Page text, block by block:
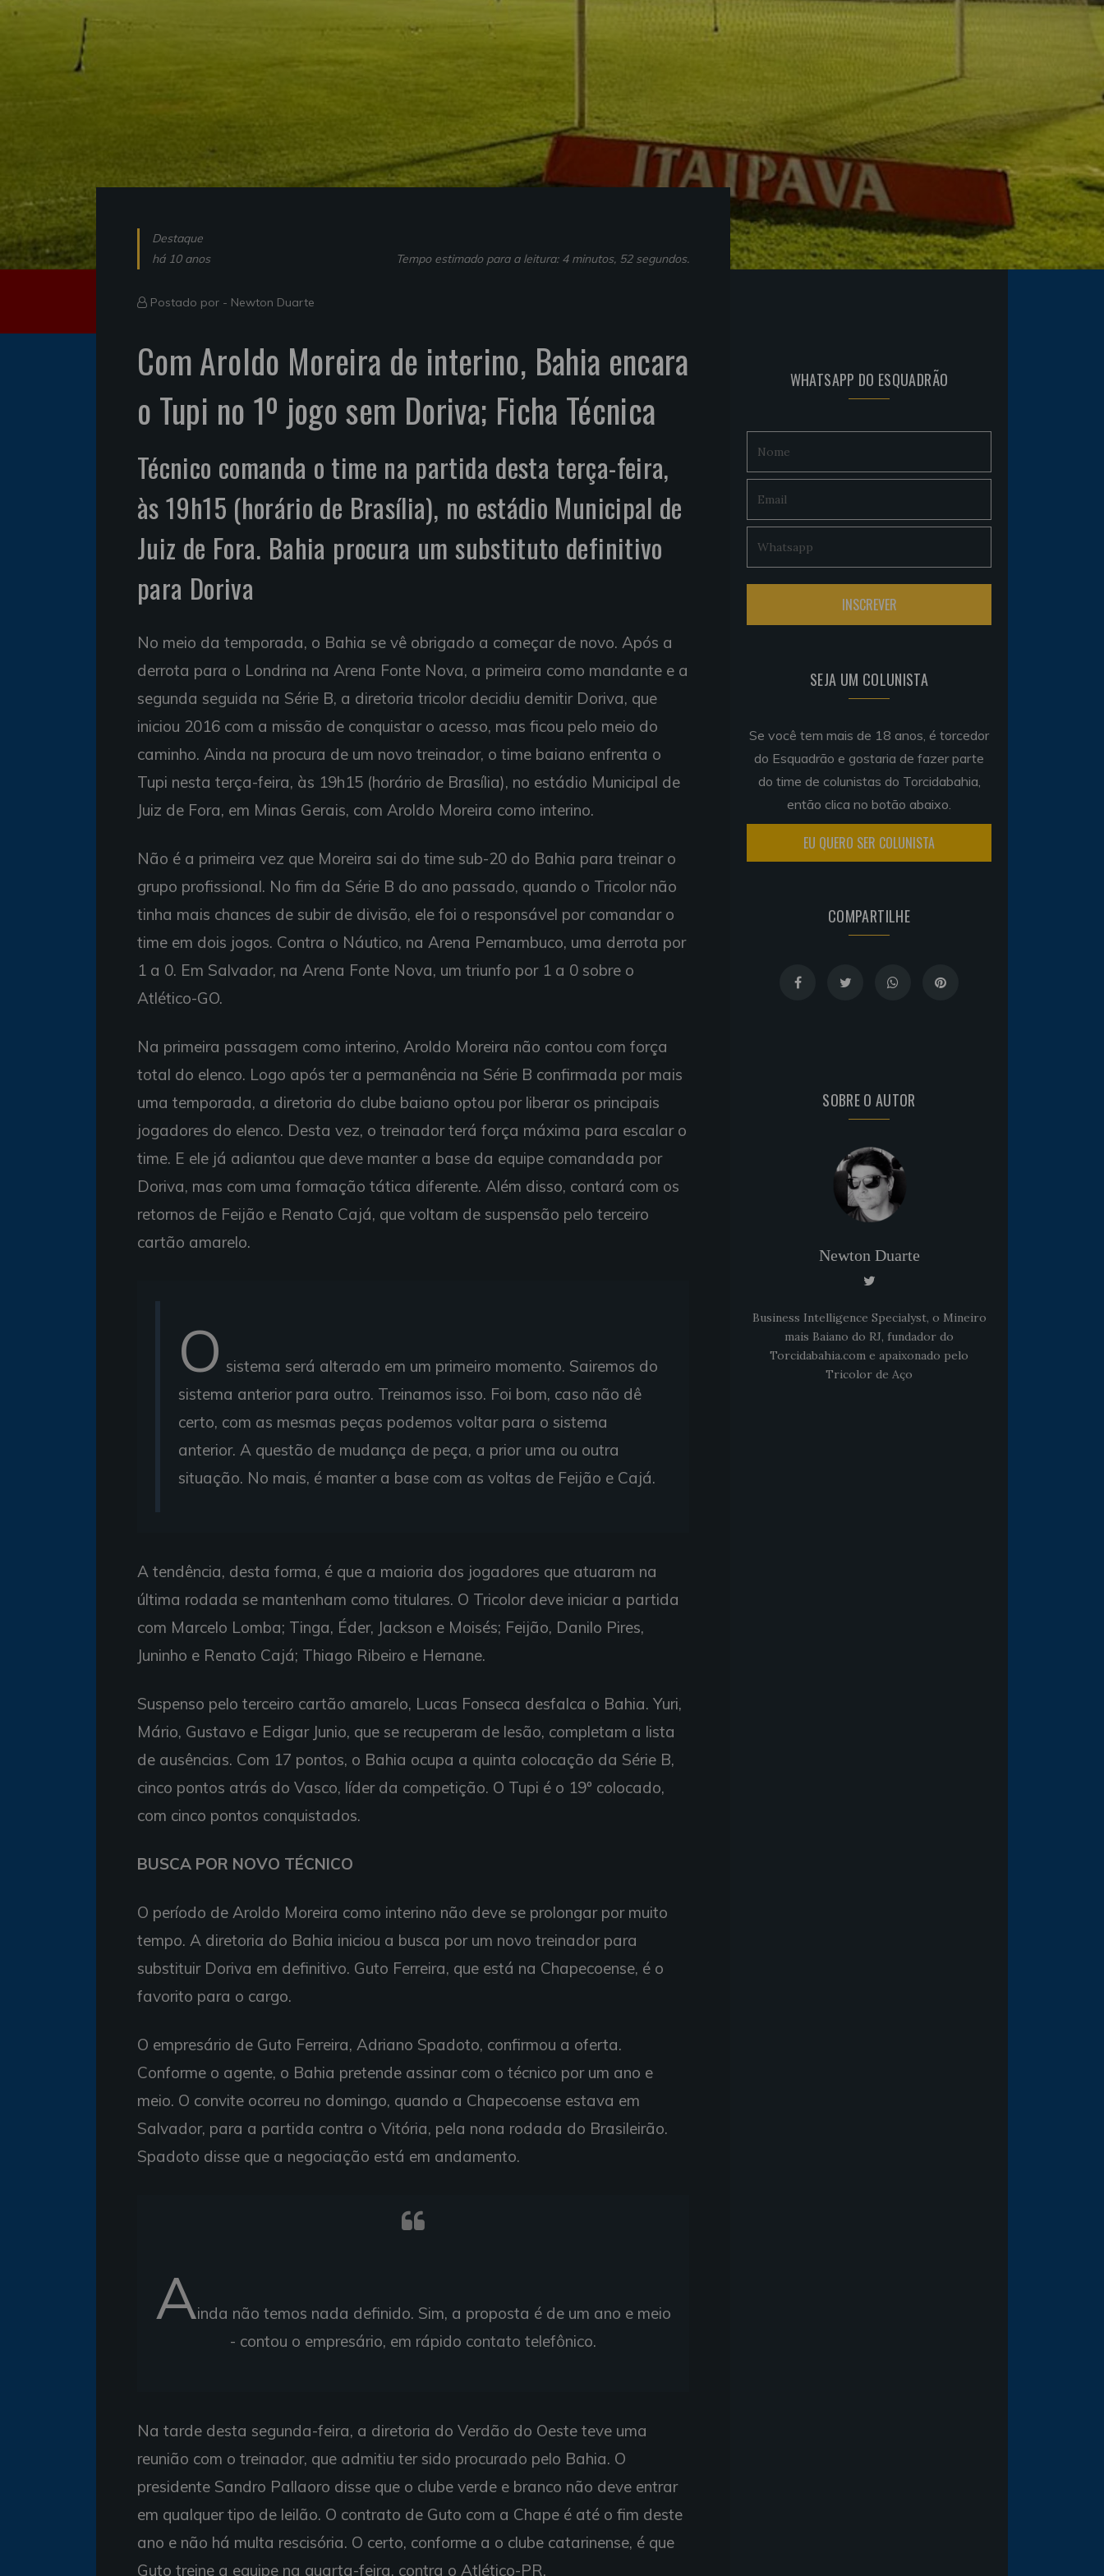
Destaque
há 10 anos
Tempo estimado para a leitura: 4 minutos, 52 segundos.
Postado por - Newton Duarte
Com Aroldo Moreira de interino, Bahia encara
o Tupi no 1º jogo sem Doriva; Ficha Técnica
Técnico comanda o time na partida desta terça-feira,
às 19h15 (horário de Brasília), no estádio Municipal de
Juiz de Fora. Bahia procura um substituto definitivo
para Doriva
No meio da temporada, o Bahia se vê obrigado a começar de novo. Após a
derrota para o Londrina na Arena Fonte Nova, a primeira como mandante e a
segunda seguida na Série B, a diretoria tricolor decidiu demitir Doriva, que
iniciou 2016 com a missão de conquistar o acesso, mas ficou pelo meio do
caminho. Ainda na procura de um novo treinador, o time baiano enfrenta o
Tupi nesta terça-feira, às 19h15 (horário de Brasília), no estádio Municipal de
Juiz de Fora, em Minas Gerais, com Aroldo Moreira como interino.
Não é a primeira vez que Moreira sai do time sub-20 do Bahia para treinar o
grupo profissional. No fim da Série B do ano passado, quando o Tricolor não
tinha mais chances de subir de divisão, ele foi o responsável por comandar o
time em dois jogos. Contra o Náutico, na Arena Pernambuco, uma derrota por
1 a 0. Em Salvador, na Arena Fonte Nova, um triunfo por 1 a 0 sobre o
Atlético-GO.
Na primeira passagem como interino, Aroldo Moreira não contou com força
total do elenco. Logo após ter a permanência na Série B confirmada por mais
uma temporada, a diretoria do clube baiano optou por liberar os principais
jogadores do elenco. Desta vez, o treinador terá força máxima para escalar o
time. E ele já adiantou que deve manter a base da equipe comandada por
Doriva, mas com uma formação tática diferente. Além disso, contará com os
retornos de Feijão e Renato Cajá, que voltam de suspensão pelo terceiro
cartão amarelo.
O sistema será alterado em um primeiro momento. Sairemos do
sistema anterior para outro. Treinamos isso. Foi bom, caso não dê
certo, com as mesmas peças podemos voltar para o sistema
anterior. A questão de mudança de peça, a prior uma ou outra
situação. No mais, é manter a base com as voltas de Feijão e Cajá.
A tendência, desta forma, é que a maioria dos jogadores que atuaram na
última rodada se mantenham como titulares. O Tricolor deve iniciar a partida
com Marcelo Lomba; Tinga, Éder, Jackson e Moisés; Feijão, Danilo Pires,
Juninho e Renato Cajá; Thiago Ribeiro e Hernane.
Suspenso pelo terceiro cartão amarelo, Lucas Fonseca desfalca o Bahia. Yuri,
Mário, Gustavo e Edigar Junio, que se recuperam de lesão, completam a lista
de ausências. Com 17 pontos, o Bahia ocupa a quinta colocação da Série B,
cinco pontos atrás do Vasco, líder da competição. O Tupi é o 19º colocado,
com cinco pontos conquistados.
BUSCA POR NOVO TÉCNICO
O período de Aroldo Moreira como interino não deve se prolongar por muito
tempo. A diretoria do Bahia iniciou a busca por um novo treinador para
substituir Doriva em definitivo. Guto Ferreira, que está na Chapecoense, é o
favorito para o cargo.
O empresário de Guto Ferreira, Adriano Spadoto, confirmou a oferta.
Conforme o agente, o Bahia pretende assinar com o técnico por um ano e
meio. O convite ocorreu no domingo, quando a Chapecoense estava em
Salvador, para a partida contra o Vitória, pela nona rodada do Brasileirão.
Spadoto disse que a negociação está em andamento.
Ainda não temos nada definido. Sim, a proposta é de um ano e meio
- contou o empresário, em rápido contato telefônico.
Na tarde desta segunda-feira, a diretoria do Verdão do Oeste teve uma
reunião com o treinador, que admitiu ter sido procurado pelo Bahia. O
presidente Sandro Pallaoro disse que o clube verde e branco não deve entrar
em qualquer tipo de leilão. O contrato de Guto com a Chape é até o fim deste
ano e não há multa rescisória. O certo, conforme a o clube catarinense, é que
Guto treine a equipe na quarta-feira, contra o Atlético-PR.
WHATSAPP DO ESQUADRÃO
SEJA UM COLUNISTA
Se você tem mais de 18 anos, é torcedor
do Esquadrão e gostaria de fazer parte
do time de colunistas do Torcidabahia,
então clica no botão abaixo.
EU QUERO SER COLUNISTA
COMPARTILHE
SOBRE O AUTOR
Newton Duarte
Business Intelligence Specialyst, o Mineiro
mais Baiano do RJ, fundador do
Torcidabahia.com e apaixonado pelo
Tricolor de Aço